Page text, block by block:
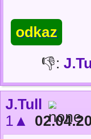
odkaz
👎:
J.Tull
1▲